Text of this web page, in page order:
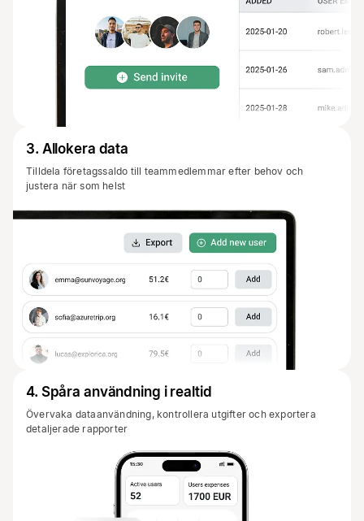
3. Allokera data
Tilldela företagssaldo till teammedlemmar efter behov och
justera när som helst
4. Spåra användning i realtid
Övervaka dataanvändning, kontrollera utgifter och exportera
detaljerade rapporter